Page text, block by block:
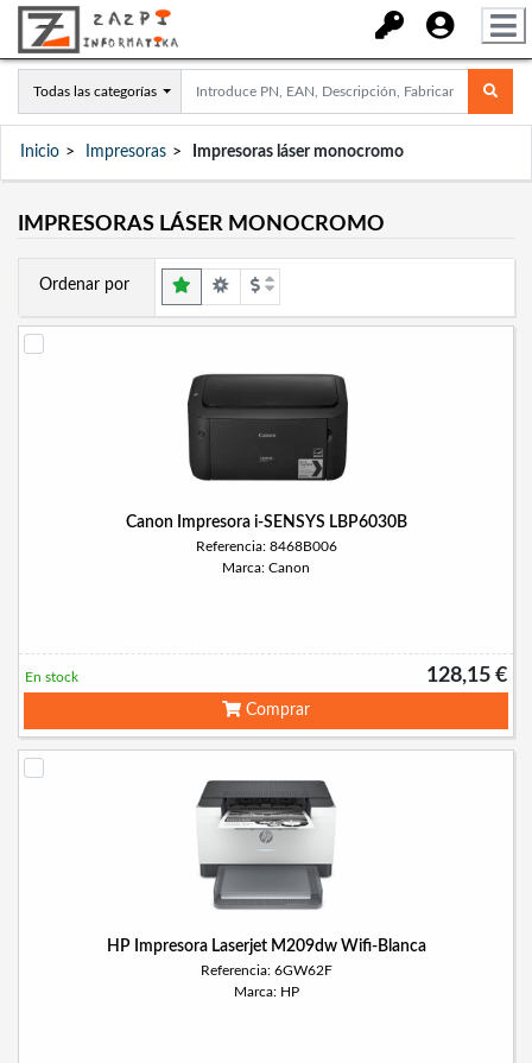
Todas las categorías
Inicio Impresoras Impresoras láser monocromo
IMPRESORAS LÁSER MONOCROMO
Ordenar por
Canon Impresora i-SENSYS LBP6030B
Referencia: 8468B006
Marca: Canon
128,15 €
En stock
Comprar
HP Impresora Laserjet M209dw Wifi-Blanca
Referencia: 6GW62F
Marca: HP